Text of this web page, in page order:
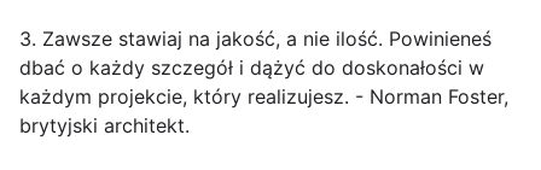
3. Zawsze stawiaj na jakość, a nie ilość. Powinieneś
dbać o każdy szczegół i dążyć do doskonałości w
każdym projekcie, który realizujesz. - Norman Foster,
brytyjski architekt.